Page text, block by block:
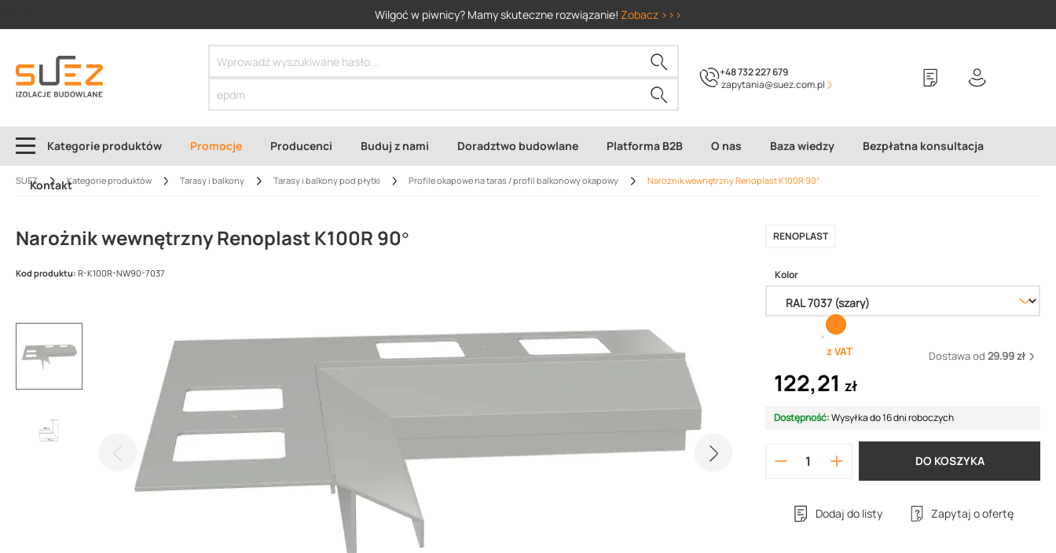
Wilgoć w piwnicy? Mamy skuteczne rozwiązanie! Zobacz >>>
+48 732 227 679
zapytania@suez.com.pl
Kategorie produktów Promocje Producenci Buduj z nami Doradztwo budowlane Platforma B2B O nas Baza wiedzy Bezpłatna konsultacja
Kontakt
SUEZ Kategorie produktów Tarasy i balkony Tarasy i balkony pod płytki Profile okapowe na taras / profil balkonowy okapowy Narożnik wewnętrzny Renoplast K100R 90°
Narożnik wewnętrzny Renoplast K100R 90° RENOPLAST
Kod produktu: R-K100R-NW90-7037 Kolor
z VAT Dostawa od 29.99 zł
122,21 zł
Dostępność:Wysyłka do 16 dni roboczych
DO KOSZYKA
Dodaj do listy Zapytaj o ofertę